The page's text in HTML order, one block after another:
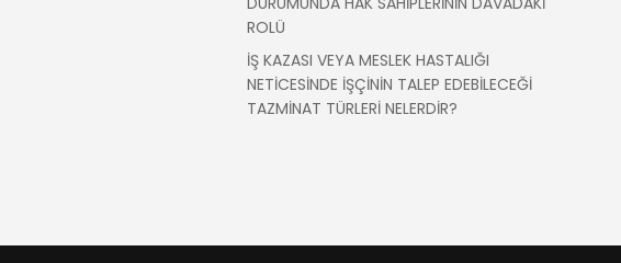
ROLÜ
İŞ KAZASI VEYA MESLEK HASTALIĞI
NETİCESİNDE İŞÇİNİN TALEP EDEBİLECEĞİ
TAZMİNAT TÜRLERİ NELERDİR?